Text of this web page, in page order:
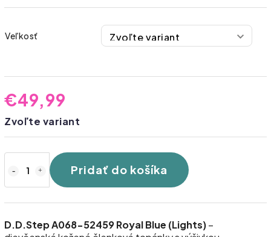
Veľkosť
€49,99
Zvoľte variant
Pridať do košíka
D.D.Step A068-52459 Royal Blue (Lights)–